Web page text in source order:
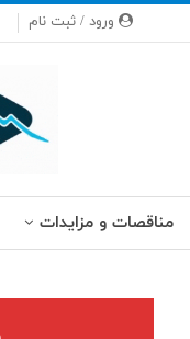
ورود / ثبت نام
مناقصات و مزایدات